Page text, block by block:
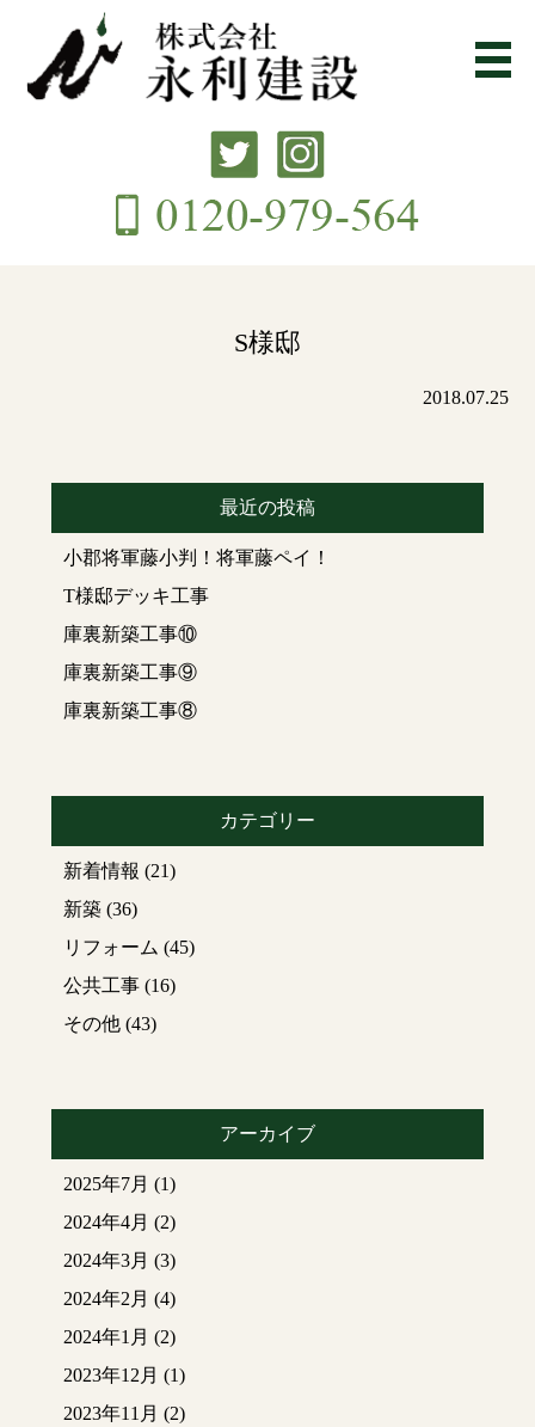
S様邸
2018.07.25
最近の投稿
小郡将軍藤小判！将軍藤ペイ！
T様邸デッキ工事
庫裏新築工事⑩
庫裏新築工事⑨
庫裏新築工事⑧
カテゴリー
新着情報 (21)
新築(36)
リフォーム (45)
公共工事(16)
その他(43)
アーカイブ
2025年7月 (1)
2024年4月 (2)
2024年3月 (3)
2024年2月 (4)
2024年1月 (2)
2023年12月 (1)
2023年11月 (2)